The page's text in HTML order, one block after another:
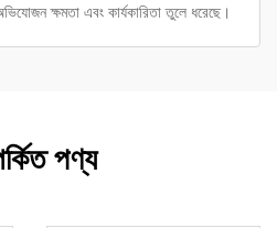
ক্ষমতা এবং কার্যকারিতা তুলে ধরেছে।
পণ্য